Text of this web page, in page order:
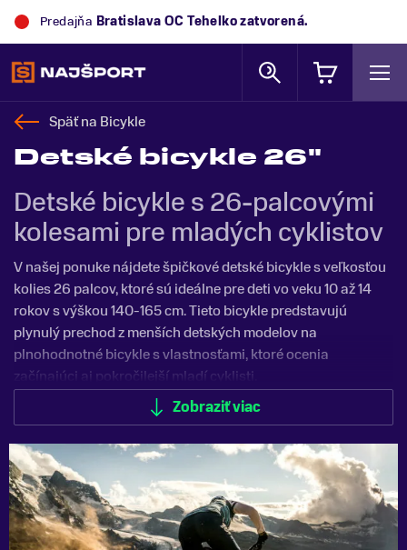
Predajňa Trek Flagship Store Bratislavazatvorená.
Späť na Bicykle
Detské bicykle 26"
Detské bicykle s 26-palcovými
kolesami pre mladých cyklistov
V našej ponuke nájdete špičkové detské bicykle s veľkosťou
kolies 26 palcov, ktoré sú ideálne pre deti vo veku 10 až 14
rokov s výškou 140-165 cm. Tieto bicykle predstavujú
plynulý prechod z menších detských modelov na
plnohodnotné bicykle s vlastnosťami, ktoré ocenia
začínajúci aj pokročilejší mladí cyklisti.
Zobraziť viac